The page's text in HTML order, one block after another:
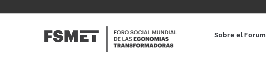
PRINCIPAL
Sobre el Forum